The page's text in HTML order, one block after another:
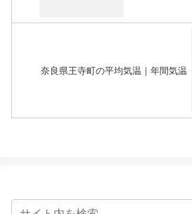
奈良県王寺町の平均気温｜年間気温